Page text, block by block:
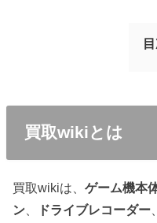
買取wikiとは
買取wikiは、ゲーム機本
ン
ドライブレコーダー